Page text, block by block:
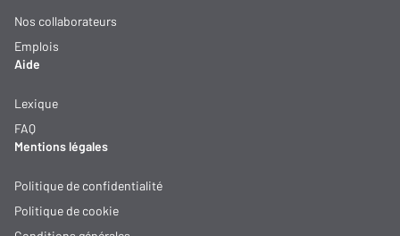
Nos collaborateurs
Emplois
Aide
Lexique
FAQ
Mentions légales
Politique de confidentialité
Politique de cookie